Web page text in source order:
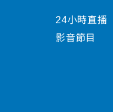
24小時直播
影音節目